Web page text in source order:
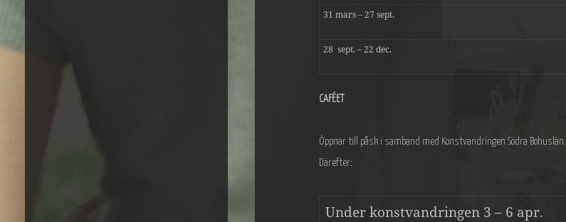
31 mars – 27 sept.
28 sept. – 22 dec.
CAFÉET
Öppnar till påsk i samband med Konstvandringen Södra Bohuslän.
Därefter:
Under konstvandringen 3 – 6 apr.